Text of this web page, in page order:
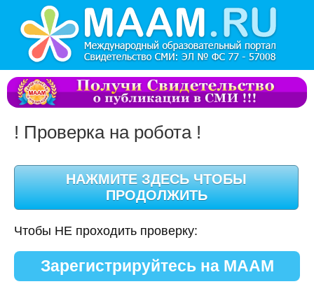
! Проверка на робота !
Чтобы НЕ проходить проверку:
Зарегистрируйтесь на МААМ